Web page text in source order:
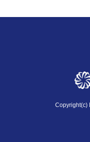
Copyright(c)